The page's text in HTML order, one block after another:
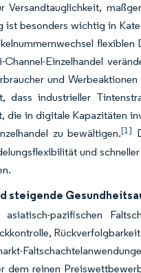
ist besonders wichtig in
Einzelhandel
und
dass industrieller
die in digitale Kapazitäten
zu bewältigen.[1]
und
steigende
pazifischen
dem reinen